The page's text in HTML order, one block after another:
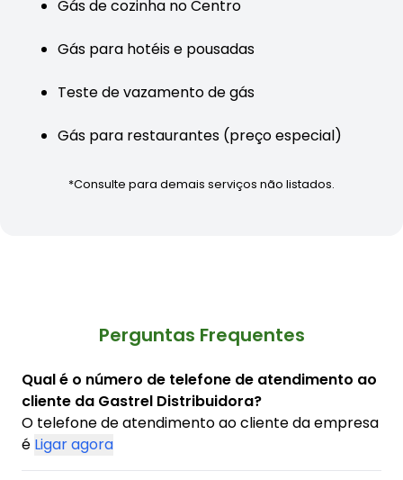
Gás de cozinha no Centro
Gás para hotéis e pousadas
Teste de vazamento de gás
Gás para restaurantes (preço especial)
*Consulte para demais serviços não listados.
Perguntas Frequentes
Qual é o número de telefone de atendimento ao
cliente da Gastrel Distribuidora?
O telefone de atendimento ao cliente da empresa
é Ligar agora